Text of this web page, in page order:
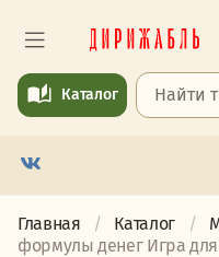
Каталог
Главная Каталог
формулы денег Игра